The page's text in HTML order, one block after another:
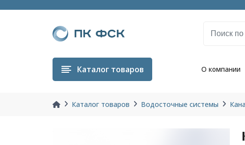
Каталог товаров О компании
Каталог товаров Водосточные системы